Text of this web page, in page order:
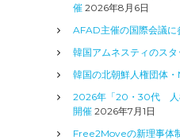
催 2026年8月6日
AFAD主催の国際会議に
韓国アムネスティのス
韓国の北朝鮮人権団体
2026年「20・30代 人
開催 2026年7月1日
Free2Moveの新理事体